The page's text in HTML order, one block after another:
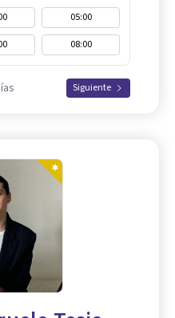
05:00
08:00
Siguiente